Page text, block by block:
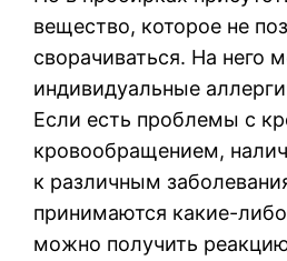
вещество, которое не
сворачиваться. На него
индивидуальные
Если есть проблемы с
кровообращением,
к различным
принимаются какие-
можно получить